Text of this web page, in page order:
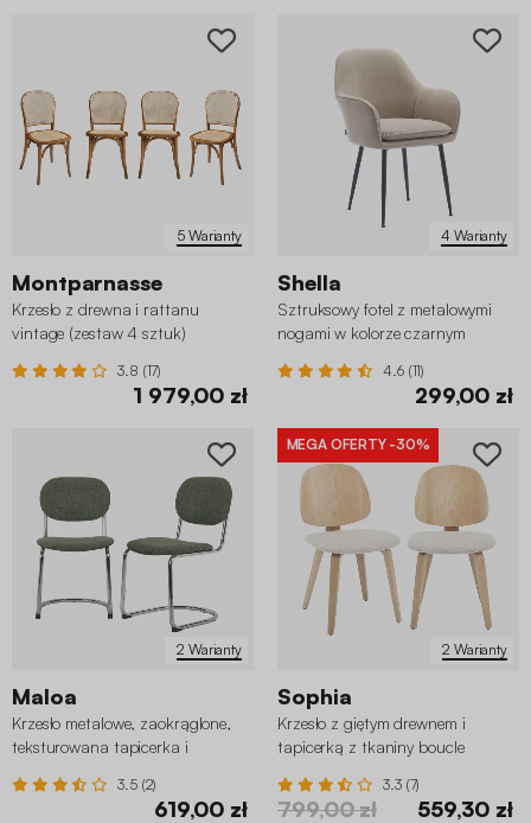
5 Warianty
Montparnasse
Krzesło z drewna i rattanu
vintage (zestaw 4 sztuk)
3.8 (17)
1 979,00 zł
4 Warianty
Shella
Sztruksowy fotel z metalowymi
nogami w kolorze czarnym
4.6 (11)
299,00 zł
2 Warianty
Maloa
Krzesło metalowe, zaokrąglone,
teksturowana tapicerka i
3.5 (2)
619,00 zł
2 Warianty
MEGA OFERTY -30%
Sophia
Krzesło z giętym drewnem i
tapicerką z tkaniny boucle
3.3 (7)
799,00 zł 559,30 zł